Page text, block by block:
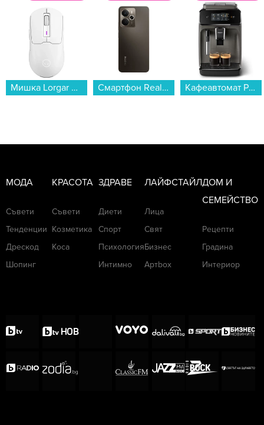
Мишка Lorgar MSA10W Бяла... Смартфон Realme 14 5G 256/8 TITAN , 256 GB, 8 GB... Кафеавтомат Philips EP1224/00...
МОДА
Съвети
Тенденции
Дрескод
Шопинг
КРАСОТА
Съвети
Козметика
Коса
ЗДРАВЕ
Диети
Спорт
Психология
Интимно
ЛАЙФСТАЙЛ
Лица
Свят
Бизнес
Артbox
ДОМ И
СЕМЕЙСТВО
Рецепти
Градина
Интериор